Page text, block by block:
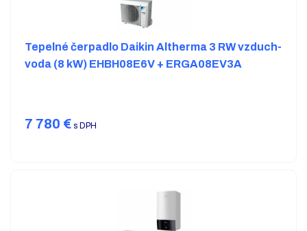
Tepelné čerpadlo Daikin Altherma 3 RW vzduch-
voda (8 kW) EHBH08E6V + ERGA08EV3A
7 780 € s DPH